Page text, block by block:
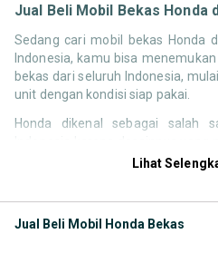
Jual Beli Mobil Bekas Honda
Sedang cari mobil bekas Honda
Indonesia, kamu bisa
bekas dari seluruh Indonesia,
unit dengan kondisi siap pakai.
Honda dikenal sebagai salah
responsif, serta kenyamanan
Melalui halaman ini, kamu bisa
Lihat
Jual Beli Mobil Honda Bekas